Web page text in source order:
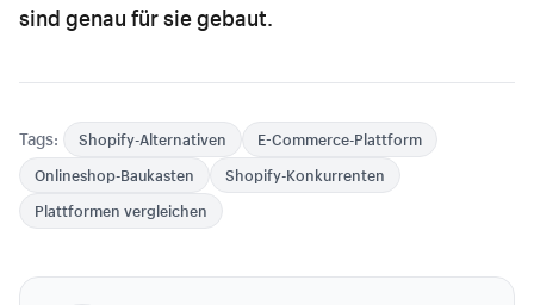
sind genau für sie gebaut.
Tags: Shopify-Alternativen
E-Commerce-Plattform
Onlineshop-Baukasten
Shopify-Konkurrenten
Plattformen vergleichen